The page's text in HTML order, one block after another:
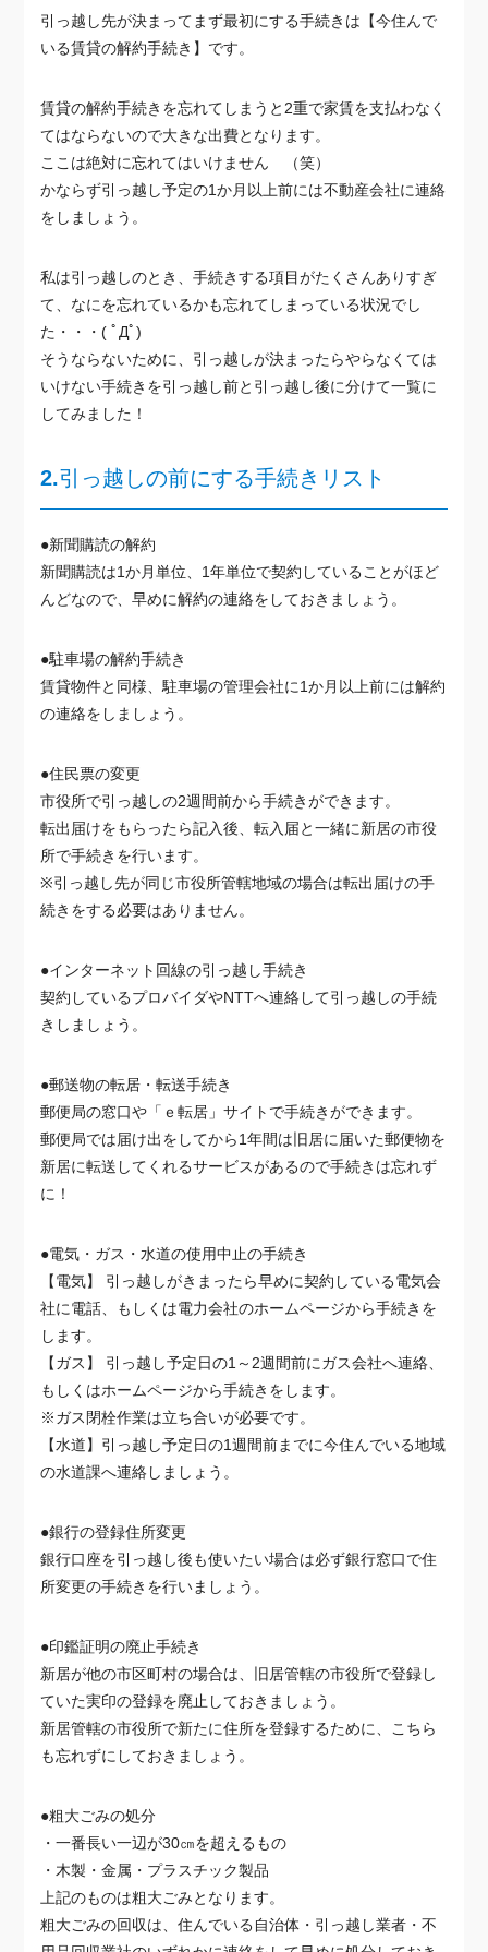
引っ越し先が決まってまず最初にする手続きは【今住んで
いる賃貸の解約手続き】です。
賃貸の解約手続きを忘れてしまうと2重で家賃を支払わなく
てはならないので大きな出費となります。
ここは絶対に忘れてはいけません （笑）
かならず引っ越し予定の1か月以上前には不動産会社に連絡
をしましょう。
私は引っ越しのとき、手続きする項目がたくさんありすぎ
て、なにを忘れているかも忘れてしまっている状況でし
た・・・( ﾟДﾟ)
そうならないために、引っ越しが決まったらやらなくては
いけない手続きを引っ越し前と引っ越し後に分けて一覧に
してみました！
2.引っ越しの前にする手続きリスト
●新聞購読の解約
新聞購読は1か月単位、1年単位で契約していることがほど
んどなので、早めに解約の連絡をしておきましょう。
●駐車場の解約手続き
賃貸物件と同様、駐車場の管理会社に1か月以上前には解約
の連絡をしましょう。
●住民票の変更
市役所で引っ越しの2週間前から手続きができます。
転出届けをもらったら記入後、転入届と一緒に新居の市役
所で手続きを行います。
※引っ越し先が同じ市役所管轄地域の場合は転出届けの手
続きをする必要はありません。
●インターネット回線の引っ越し手続き
契約しているプロバイダやNTTへ連絡して引っ越しの手続
きしましょう。
●郵送物の転居・転送手続き
郵便局の窓口や「ｅ転居」サイトで手続きができます。
郵便局では届け出をしてから1年間は旧居に届いた郵便物を
新居に転送してくれるサービスがあるので手続きは忘れず
に！
●電気・ガス・水道の使用中止の手続き
【電気】 引っ越しがきまったら早めに契約している電気会
社に電話、もしくは電力会社のホームページから手続きを
します。
【ガス】 引っ越し予定日の1～2週間前にガス会社へ連絡、
もしくはホームページから手続きをします。
※ガス閉栓作業は立ち合いが必要です。
【水道】引っ越し予定日の1週間前までに今住んでいる地域
の水道課へ連絡しましょう。
●銀行の登録住所変更
銀行口座を引っ越し後も使いたい場合は必ず銀行窓口で住
所変更の手続きを行いましょう。
●印鑑証明の廃止手続き
新居が他の市区町村の場合は、旧居管轄の市役所で登録し
ていた実印の登録を廃止しておきましょう。
新居管轄の市役所で新たに住所を登録するために、こちら
も忘れずにしておきましょう。
●粗大ごみの処分
・一番長い一辺が30㎝を超えるもの
・木製・金属・プラスチック製品
上記のものは粗大ごみとなります。
粗大ごみの回収は、住んでいる自治体・引っ越し業者・不